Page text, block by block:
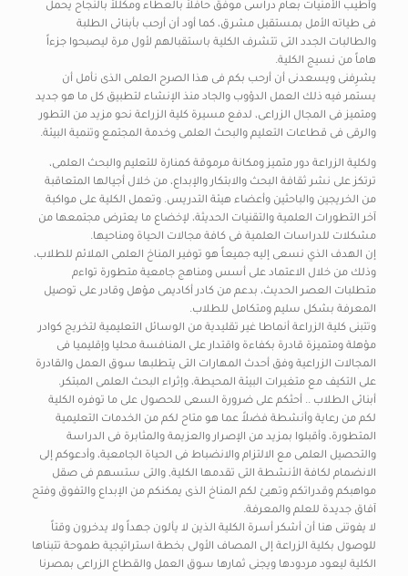
وأطيب الأمنيات بعام دراسى موفق حافلاً بالعطاء ومكللاً بالنجاح يحمل
فى طياته الأمل بمستقبل مشرق، كما أود أن أرحب بأبنائى الطلبة
والطالبات الجدد التى تتشرف الكلية باستقبالهم لأول مرة ليصبحوا جزءاً
هاماً من نسيج الكلية.
يشرِفنى ويسعدنى أن أرحب بكم فى هذا الصرح العلمى الذى نأمل أن
يستمر فيه ذلك العمل الدؤوب والجاد منذ الإنشاء لتطبيق كل ما هو جديد
ومتميز فى المجال الزراعى، لدفع مسيرة كلية الزراعة نحو مزيد من التطور
والرقى فى قطاعات التعليم والبحث العلمى وخدمة المجتمع وتنمية البيئة.
ولكلية الزراعة دور متميز ومكانة مرموقة كمنارة للتعليم والبحث العلمى،
ترتكز على نشر ثقافة البحث والابتكار والإبداع، من خلال أجيالها المتعاقبة
من الخريجين والباحثين وأعضاء هيئة التدريس. وتعمل الكلية على مواكبة
آخر التطورات العلمية والتقنيات الحديثة، لإخضاع ما يعترض مجتمعها من
مشكلات للدراسات العلمية فى كافة مجالات الحياة ومناحيها.
إن الهدف الذي نسعى إليه جميعاً هو توفير المناخ العلمى الملائم للطلاب،
وذلك من خلال الاعتماد على أسس ومناهج جامعية متطورة تواءم
متطلبات العصر الحديث، بدعم من كادر أكاديمى مؤهل وقادر على توصيل
المعرفة بشكل سليم ومتكامل للطلاب.
وتتبنى كلية الزراعة أنماطا غير تقليدية من الوسائل التعليمية لتخريج كوادر
مؤهلة ومتميزة قادرة بكفاءة واقتدار على المنافسة محليا وإقليميا فى
المجالات الزراعية وفق أحدث المهارات التى يتطلبها سوق العمل والقادرة
على التكيف مع متغيرات البيئة المحيطة، وإثراء البحث العلمى المبتكر.
أبنائى الطلاب .. أحثكم على ضرورة السعى للحصول على ما توفره الكلية
لكم من رعاية وأنشطة فضلاً عما هو متاح لكم من الخدمات التعليمية
المتطورة، وأقبلوا بمزيد من الإصرار والعزيمة والمثابرة فى الدراسة
والتحصيل العلمى مع الالتزام والانضباط فى الحياة الجامعية، وأدعوكم إلى
الانضمام لكافة الأنشطة التى تقدمها الكلية, والتى ستسهم فى صقل
مواهبكم وقدراتكم وتهيئ لكم المناخ الذى يمكنكم من الإبداع والتفوق وفتح
آفاق جديدة للعلم والمعرفة.
لا يفوتنى هنا أن أشكر أسرة الكلية الذين لا يألون جهداً ولا يدخرون وقتاً
للوصول بكلية الزراعة إلى المصاف الأولى بخطة استراتيجية طموحة تتبناها
الكلية ليعود مردودها ويجنى ثمارها سوق العمل والقطاع الزراعى بمصرنا